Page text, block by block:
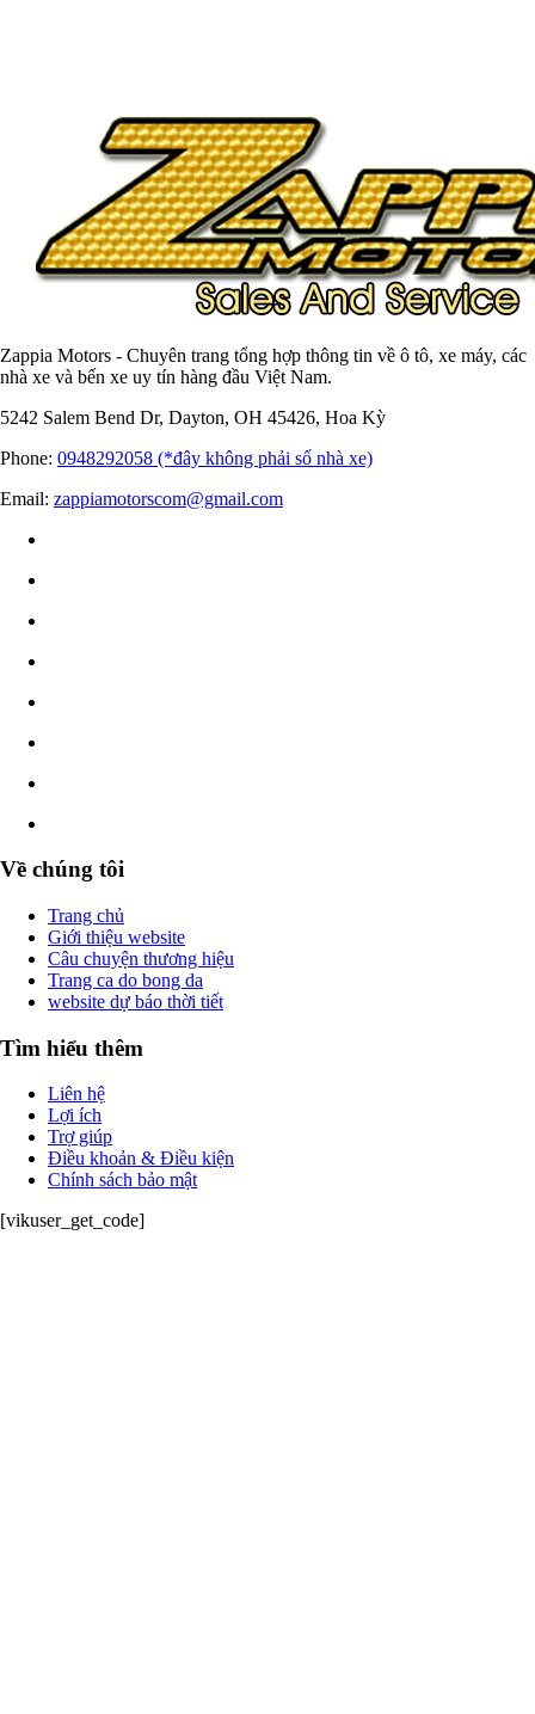
Zappia Motors - Chuyên trang tổng hợp thông tin về ô tô, xe máy, các
nhà xe và bến xe uy tín hàng đầu Việt Nam.
5242 Salem Bend Dr, Dayton, OH 45426, Hoa Kỳ
Phone: 0948292058 (*đây không phải số nhà xe)
Email: zappiamotorscom@gmail.com
Về chúng tôi
Trang chủ
Giới thiệu website
Câu chuyện thương hiệu
Trang ca do bong da
website dự báo thời tiết
Tìm hiểu thêm
Liên hệ
Lợi ích
Trợ giúp
Điều khoản & Điều kiện
Chính sách bảo mật
[vikuser_get_code]